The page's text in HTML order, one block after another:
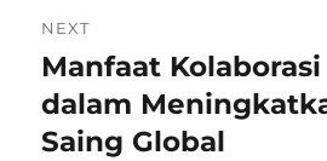
NEXT
Next
post:
Manfaat
dalam
Saing Global